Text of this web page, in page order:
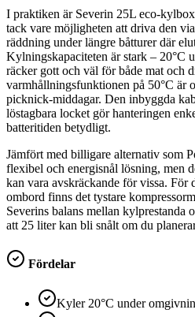
I praktiken är Severin 25L eco-
tack vare möjligheten att driva den
räddning under längre båtturer där
Kylningskapaciteten är stark – 20°C
räcker gott och väl för både mat och
varmhållningsfunktionen på 50°C är
picknick-middagar. Den inbyggda
löstagbara locket gör hanteringen
batteritiden betydligt.
Jämfört med billigare alternativ som
flexibel och energisnål lösning, men
kan vara avskräckande för vissa. För
ombord finns det tystare
Severins balans mellan kylprestanda
att 25 liter kan bli snålt om du
Fördelar
Kyler 20°C under